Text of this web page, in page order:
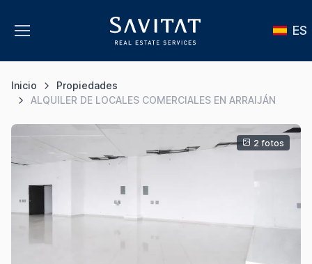
ES
Inicio
Propiedades
ALQUILER DE LOCALES COMERCIALES EN ARRAIJÁN
2 fotos